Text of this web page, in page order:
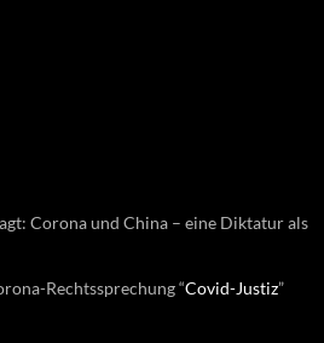
Corona und China – eine Diktatur als
Rechtssprechung “Covid-Justiz”